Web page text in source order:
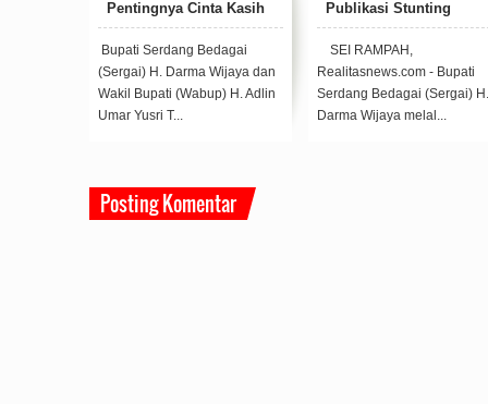
di Dolok Masihul
Wakil Bupati Serdang Bedagai
(Wabup Sergai) H. Adlin Umar
Yusri Tambunan, ST,
MSP, Meresmikan R...
Tambunan Hadiri
Perayaan Natal PGPI
Kabupaten Sergai
SERGAI, Realitasnews.com -
Bupati Serdang Bedagai
(Sergai) H Darma Wijaya
bersama Wabup H Adlin
Posting Komentar